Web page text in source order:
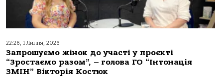
22:26, 1 Липня, 2026
Запрошуємо жінок до участі у проєкті
“Зростаємо разом”, – голова ГО “Інтонація
ЗМІН” Вікторія Костюк